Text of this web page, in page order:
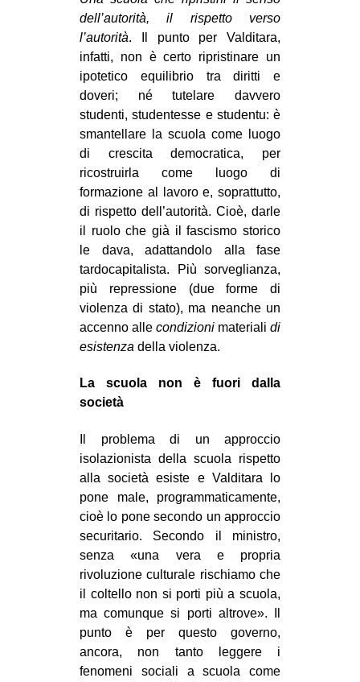
dell’autorità, il rispetto verso
l’autorità. Il punto per Valditara,
infatti, non è certo ripristinare un
ipotetico equilibrio tra diritti e
doveri; né tutelare davvero
studenti, studentesse e studentu: è
smantellare la scuola come luogo
di crescita democratica, per
ricostruirla come luogo di
formazione al lavoro e, soprattutto,
di rispetto dell’autorità. Cioè, darle
il ruolo che già il fascismo storico
le dava, adattandolo alla fase
tardocapitalista. Più sorveglianza,
più repressione (due forme di
violenza di stato), ma neanche un
accenno alle condizioni materiali di
esistenza della violenza.
La scuola non è fuori dalla
società
Il problema di un approccio
isolazionista della scuola rispetto
alla società esiste e Valditara lo
pone male, programmaticamente,
cioè lo pone secondo un approccio
securitario. Secondo il ministro,
senza «una vera e propria
rivoluzione culturale rischiamo che
il coltello non si porti più a scuola,
ma comunque si porti altrove». Il
punto è per questo governo,
ancora, non tanto leggere i
fenomeni sociali a scuola come